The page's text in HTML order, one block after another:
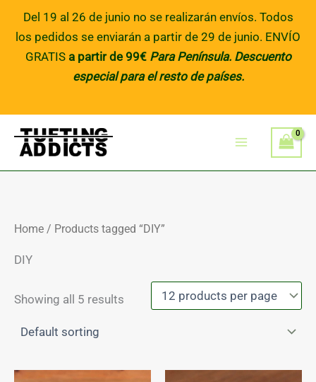
Del 19 al 26 de junio no se realizarán envíos. Todos
los pedidos se enviarán a partir de 29 de junio. ENVÍO
GRATIS a partir de 99€ Para Península. Descuento
especial para el resto de países.
content
Home / Products tagged “DIY”
DIY
Showing all 5 results